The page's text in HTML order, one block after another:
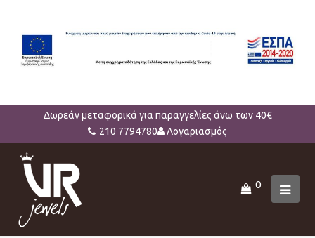
Δωρεάν μεταφορικά για παραγγελίες άνω των 40€
210 7794780
Λογαριασμός
0